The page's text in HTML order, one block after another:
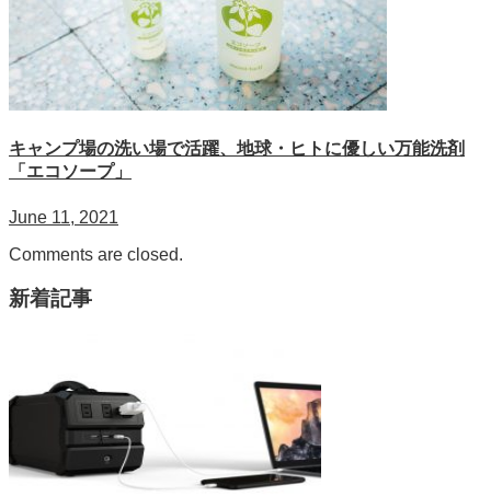
キャンプ場の洗い場で活躍、地球・ヒトに優しい万能洗剤
「エコソープ」
June 11, 2021
Comments are closed.
新着記事